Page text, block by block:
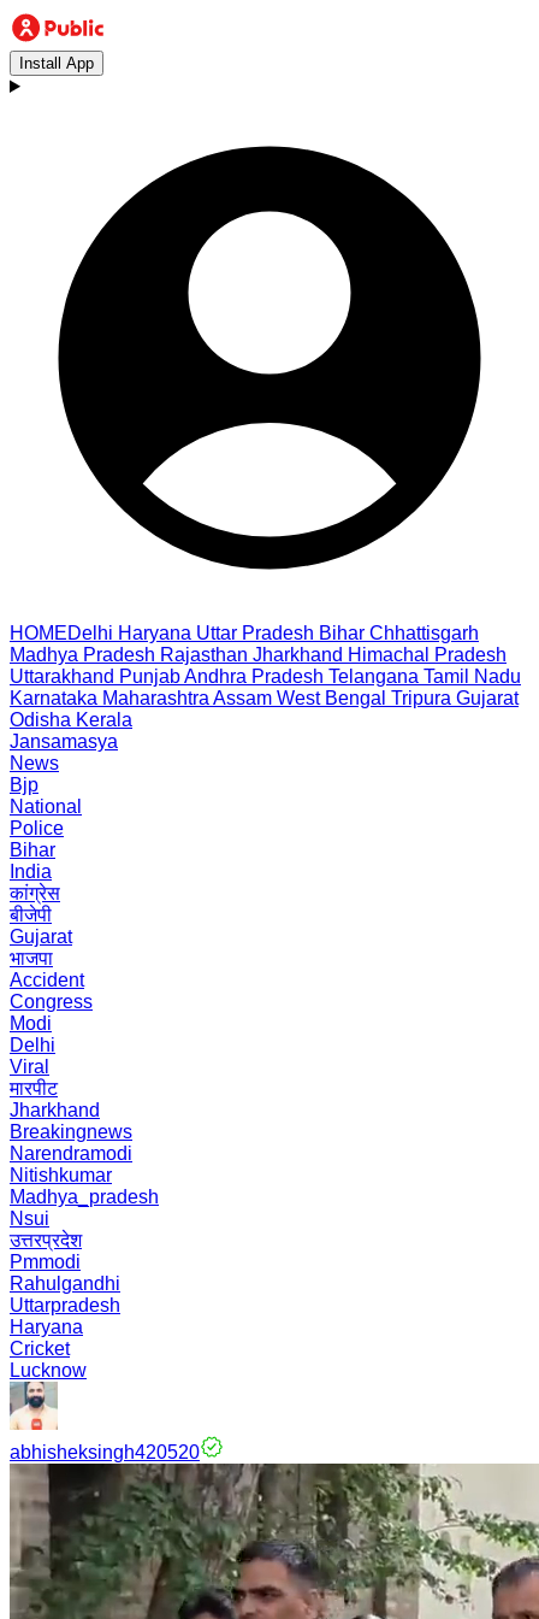
Install App
HOMEDelhi Haryana Uttar Pradesh Bihar Chhattisgarh
Madhya Pradesh Rajasthan Jharkhand Himachal Pradesh
Uttarakhand PunjabAndhra Pradesh Telangana Tamil Nadu
Karnataka Maharashtra Assam West Bengal Tripura Gujarat
Odisha Kerala
Jansamasya
News
Bjp
National
Police
Bihar
India
कांग्रेस
बीजेपी
Gujarat
भाजपा
Accident
Congress
Modi
Delhi
Viral
मारपीट
Jharkhand
Breakingnews
Narendramodi
Nitishkumar
Madhya_pradesh
Nsui
उत्तरप्रदेश
Pmmodi
Rahulgandhi
Uttarpradesh
Haryana
Cricket
Lucknow
abhisheksingh420520